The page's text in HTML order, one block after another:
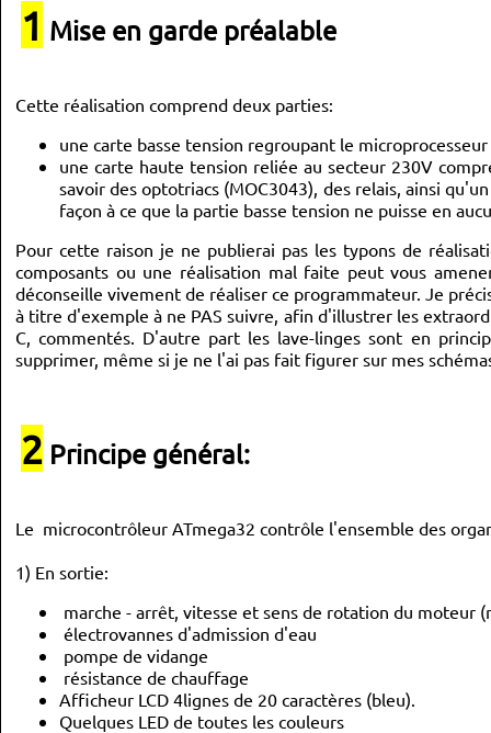
1 Mise en garde préalable
Cette réalisation comprend deux parties:
une carte basse tension regroupant le
une carte haute tension reliée au secteur 230V
savoir des optotriacs (MOC3043), des relais, ainsi
façon à ce que la partie basse tension ne puisse en
Pour cette raison je ne publierai pas les typons de
composants ou une réalisation mal faite peut vous
déconseille vivement de réaliser ce programmateur. Je
à titre d'exemple à ne PAS suivre, afin d'illustrer les
C, commentés. D'autre part les lave-linges sont en
supprimer, même si je ne l'ai pas fait figurer sur mes
2 Principe général:
Le microcontrôleur ATmega32 contrôle l'ensemble des
1) En sortie:
marche - arrêt, vitesse et sens de rotation du moteur
électrovannes d'admission d'eau
pompe de vidange
résistance de chauffage
Afficheur LCD 4lignes de 20 caractères (bleu).
Quelques LED de toutes les couleurs